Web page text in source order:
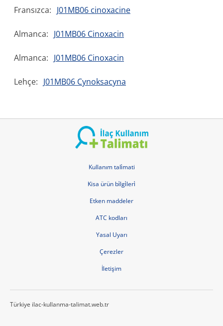
Fransızca: J01MB06 cinoxacine
Almanca: J01MB06 Cinoxacin
Almanca: J01MB06 Cinoxacin
Lehçe: J01MB06 Cynoksacyna
Kullanım tali̇mati
Kisa ürün bi̇lgi̇leri̇
Etken maddeler
ATC kodları
Yasal Uyarı
Çerezler
İletişim
Türkiye ilac-kullanma-talimat.web.tr